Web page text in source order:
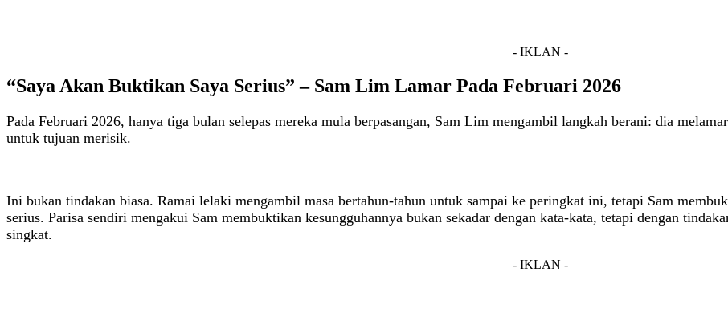
- IKLAN -
“Saya Akan Buktikan Saya Serius” – Sam Lim Lamar Pada Februari 2026
Pada Februari 2026, hanya tiga bulan selepas mereka mula berpasangan, Sam Lim mengambil langkah berani: dia
untuk tujuan merisik.
Ini bukan tindakan biasa. Ramai lelaki mengambil masa bertahun-tahun untuk sampai ke peringkat ini, tetapi Sam
serius. Parisa sendiri mengakui Sam membuktikan kesungguhannya bukan sekadar dengan kata-kata, tetapi dengan
singkat.
- IKLAN -